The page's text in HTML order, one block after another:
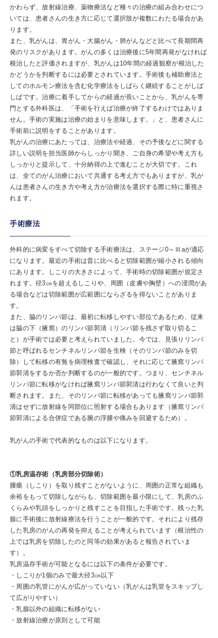
かわらず、放射線治療、薬物療法など種々の治療の組み合わせにつ
いては、患者さんの生き方に応じて選択肢が複数にわたる場合があ
ります。
また、乳がんは、胃がん・大腸がん・肺がんなどと比べて長期間再
発のリスクがあります。がんの多くは治療後に5年間再発がなければ
根治したと評価されますが、乳がんは10年間の経過観察が根治した
かどうかを判断するには必要とされています。手術後も補助療法と
してのホルモン療法を含む化学療法をしばらく継続することがしば
しばです。治療に着手してからの経過が長いことから、乳がんを専
門とする外科医は、「手術を行えば治療が終了するわけではありま
せん。手術の実施は治療の始まりを意味します。」と、患者さんに
手術前に説明をすることがあります。
乳がんの治療にあたっては、治療法や経過、その予後などに関する
詳しい説明を担当医師からしっかり聞き、ご自身の希望や考え方も
しっかりと提示して、十分納得の上で進むことが大切です。これ
は、全てのがん治療において共通する考え方でもありますが、乳が
んは患者さんの生き方や考え方が治療法を選択する際に特に重視さ
れます。
手術療法
外科的に病変をすべて切除する手術療法は、ステージ0～Ⅲaが適応
になります。最近の手術は昔に比べると切除範囲が縮小される傾向
にあります。しこりの大きさによって、手術時の切除範囲が規定さ
れます。径3㎝を超えるしこりや、周囲（皮膚や胸壁）への浸潤があ
る場合などは切除範囲が広範囲にならざるを得ないことがありま
す。
また、脇のリンパ節は、最初に転移しやすい部位であるため、従来
は脇の下（腋窩）のリンパ節郭清（リンパ節を残さず取り切るこ
と）が手術では必要と考えられていました。今では、見張りリンパ
節と呼ばれるセンチネルリンパ節を生検（そのリンパ節のみを切
除）して転移の有無を病理検査で確認し、それに応じて腋窩リンパ
節郭清をするか否か判断するのが一般的です。つまり、センチネル
リンパ節に転移がなければ腋窩リンパ節郭清は行わなくて良いと判
断されます。また、そのリンパ節に転移があっても腋窩リンパ節郭
清はせずに放射線を同部位に照射する場合もあります（腋窩リンパ
節郭清による合併症である腕の浮腫や痛みを回避するため）。
乳がんの手術で代表的なものは以下になります。
①乳房温存術（乳房部分切除術）
腫瘍（しこり）を取り残すことがないように、周囲の正常な組織も
余裕をもって切除しながらも、切除範囲を最小限にして、乳房のふ
くらみや乳頭をしっかりと残すことを目指した手術です。残った乳
腺に手術後に放射線療法を行うことが一般的です。それにより残存
した乳房のがんの再発を抑えることが考えられています（根治性の
上では乳房を切除したのと同等の効果があると報告されていま
す）。
乳房温存手術が可能となるには以下の条件が必要です。
・しこりが1個のみで最大径3㎝以下
・周囲の乳管にがんが広がっていない（乳がんは乳管をスキップし
て広がりやすい）
・乳腺以外の組織に転移がない
・放射線治療が原則として可能